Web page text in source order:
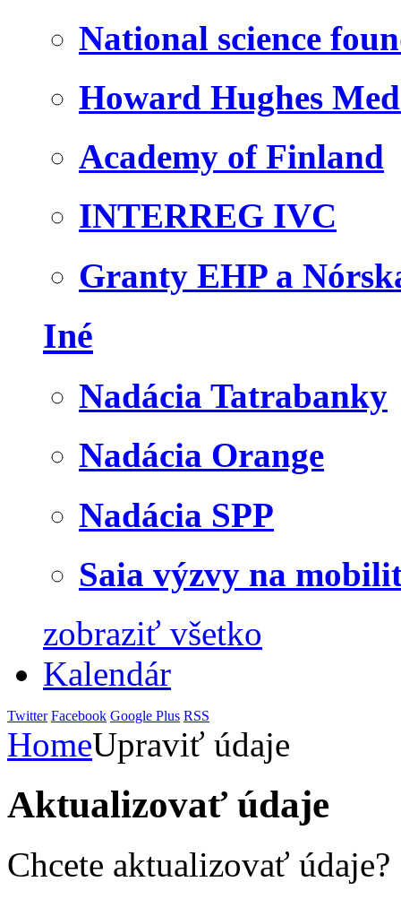
National science
Howard Hughes
Academy of Finland
INTERREG IVC
Granty EHP a
Iné
Nadácia Tatrabanky
Nadácia Orange
Nadácia SPP
Saia výzvy na
zobraziť všetko
Kalendár
Twitter Facebook Google Plus RSS
HomeUpraviť údaje
Aktualizovať údaje
Chcete aktualizovať údaje?